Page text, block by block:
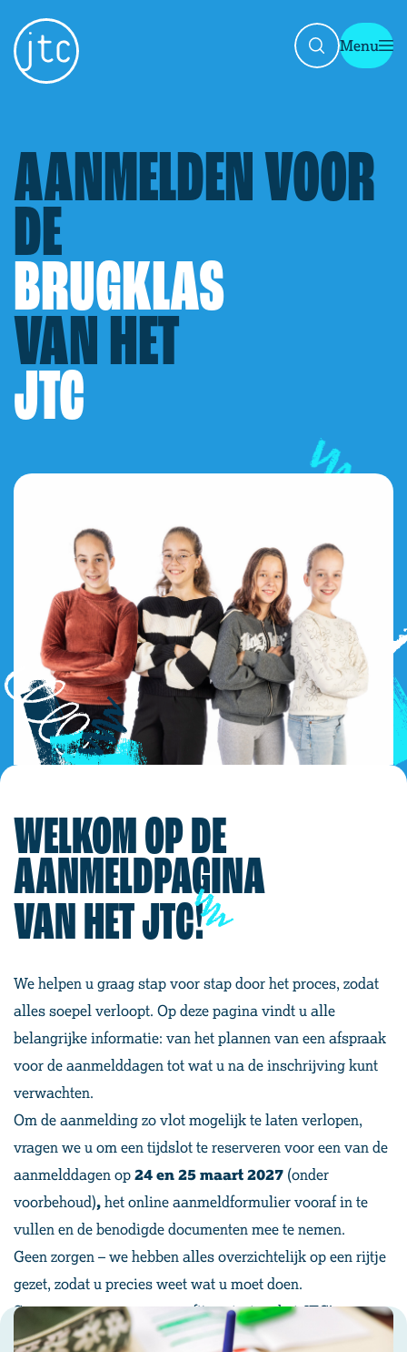
Menu
AANMELDENVOOR
DE
BRUGKLAS
VANHET
JTC
WELKOM OP DE
AANMELDPAGINA
VAN HET JTC!
We helpen u graag stap voor stap door het proces, zodat
alles soepel verloopt. Op deze pagina vindt u alle
belangrijke informatie: van het plannen van een afspraak
voor de aanmelddagen tot wat u na de inschrijving kunt
verwachten.
Om de aanmelding zo vlot mogelijk te laten verlopen,
vragen we u om een tijdslot te reserveren voor een van de
aanmelddagen op24 en 25 maart 2027 (onder
voorbehoud),het online aanmeldformulier vooraf in te
vullen en de benodigde documenten mee te nemen.
Geen zorgen – we hebben alles overzichtelijk op een rijtje
gezet, zodat u precies weet wat u moet doen.
Samen zorgen we voor een fijne start op het JTC!